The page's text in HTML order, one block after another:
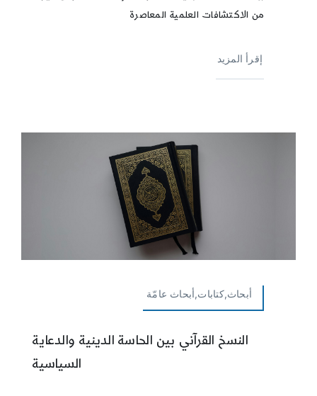
من الاكتشافات العلمية المعاصرة
إقرأ المزيد
أبحاث,كتابات,أبحاث عامّة
النسخ القرآني بين الحاسة الدينية والدعاية
السياسية